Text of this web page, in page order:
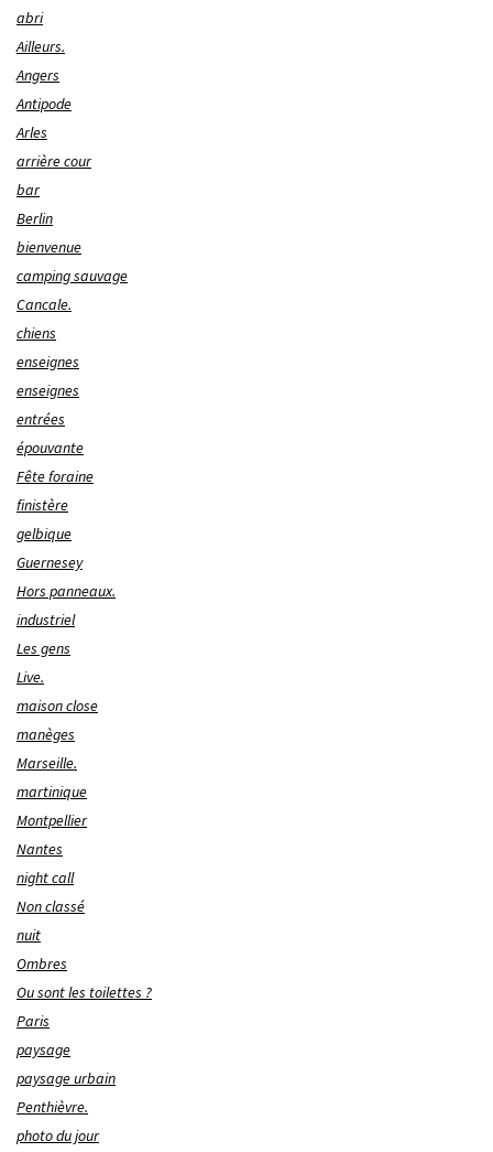
abri
Ailleurs.
Angers
Antipode
Arles
arrière cour
bar
Berlin
bienvenue
camping sauvage
Cancale.
chiens
enseignes
enseignes
entrées
épouvante
Fête foraine
finistère
gelbique
Guernesey
Hors panneaux.
industriel
Les gens
Live.
maison close
manèges
Marseille.
martinique
Montpellier
Nantes
night call
Non classé
nuit
Ombres
Ou sont les toilettes ?
Paris
paysage
paysage urbain
Penthièvre.
photo du jour